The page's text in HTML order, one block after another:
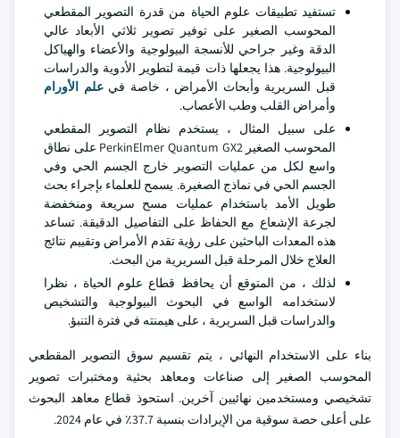
تستفيد تطبيقات علوم الحياة من قدرة التصوير المقطعي
المحوسب الصغير على توفير تصوير ثلاثي الأبعاد عالي
الدقة وغير جراحي للأنسجة البيولوجية والأعضاء والهياكل
البيولوجية. هذا يجعلها ذات قيمة لتطوير الأدوية والدراسات
قبل السريرية وأبحاث الأمراض ، خاصة فيعلم الأورام
وأمراض القلب وطب الأعصاب.
على سبيل المثال ، يستخدم نظام التصوير المقطعي
المحوسب الصغير PerkinElmer Quantum GX2 على نطاق
واسع لكل من عمليات التصوير خارج الجسم الحي وفي
الجسم الحي في نماذج الصغيرة. يسمح للعلماء بإجراء بحث
طويل الأمد باستخدام عمليات مسح سريعة ومنخفضة
لجرعة الإشعاع مع الحفاظ على التفاصيل الدقيقة. تساعد
هذه المعدات الباحثين على رؤية تقدم الأمراض وتقييم نتائج
العلاج خلال المرحلة قبل السريرية من البحث.
لذلك ، من المتوقع أن يحافظ قطاع علوم الحياة ، نظرا
لاستخدامه الواسع في البحوث البيولوجية والتشخيص
والدراسات قبل السريرية ، على هيمنته في فترة التنبؤ.
بناء على الاستخدام النهائي ، يتم تقسيم سوق التصوير المقطعي
المحوسب الصغير إلى صناعات ومعاهد بحثية ومختبرات تصوير
تشخيصي ومستخدمين نهائيين آخرين. استحوذ قطاع معاهد البحوث
على أعلى حصة سوقية من الإيرادات بنسبة 37.7٪ في عام 2024.